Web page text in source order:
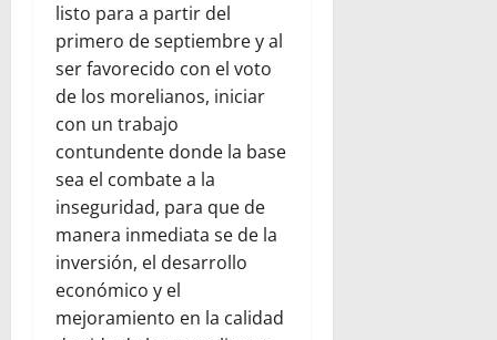
listo para a partir del
primero de septiembre y al
ser favorecido con el voto
de los morelianos, iniciar
con un trabajo
contundente donde la base
sea el combate a la
inseguridad, para que de
manera inmediata se de la
inversión, el desarrollo
económico y el
mejoramiento en la calidad